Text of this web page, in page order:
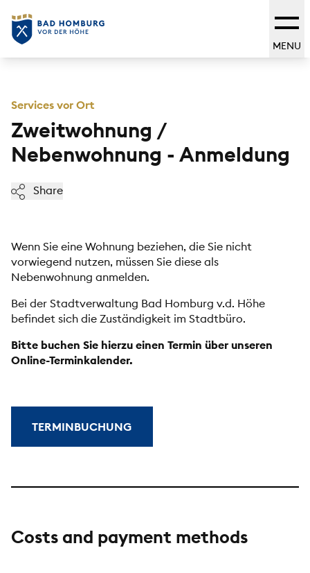
MENU
Services vor Ort
Zweitwohnung /
Nebenwohnung - Anmeldung
Share
Wenn Sie eine Wohnung beziehen, die Sie nicht
vorwiegend nutzen, müssen Sie diese als
Nebenwohnung anmelden.
Bei der Stadtverwaltung Bad Homburg v.d. Höhe
befindet sich die Zuständigkeit im Stadtbüro.
Bitte buchen Sie hierzu einen Termin über unseren
Online-Terminkalender.
TERMINBUCHUNG
Costs and payment methods